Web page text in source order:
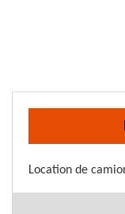
Location de